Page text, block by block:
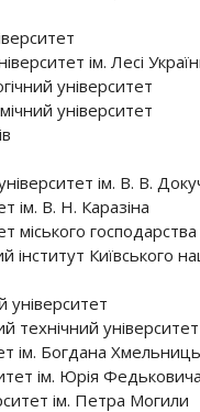
ім. Лесі
університет
університет
ім. В. В.
ім. В. Н. Каразіна
міського
інститут Київського
університет
технічний університет
ім. Богдана
ім. Юрія
ім. Петра Могили